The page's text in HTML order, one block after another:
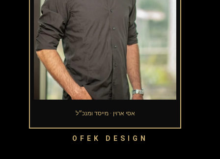
OFEK DESIGN